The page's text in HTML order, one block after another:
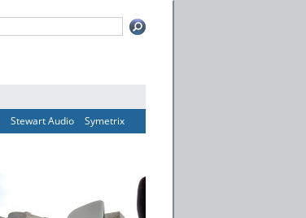
Stewart Audio Symetrix